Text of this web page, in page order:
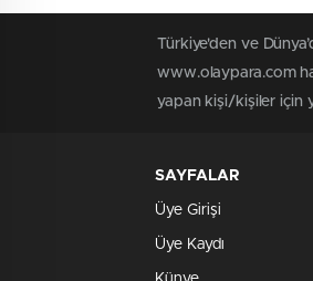
Türkiye'den ve
www.olaypara.com
yapan kişi/kişiler için
SAYFALAR
Üye Girişi
Üye Kaydı